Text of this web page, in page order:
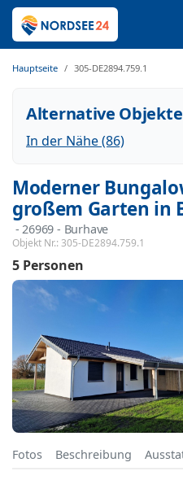
Hauptseite 305-DE2894.759.1
Alternative Objekte
In der Nähe (86)
Moderner
großem Garten in
- 26969 - Burhave
Objekt Nr.: 305-DE2894.759.1
5 Personen
Fotos Beschreibung